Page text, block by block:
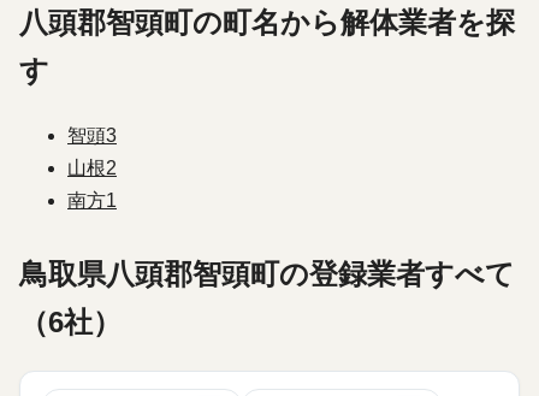
八頭郡智頭町の町名から解体業者を探
す
智頭3
山根2
南方1
鳥取県八頭郡智頭町の登録業者すべて
（6社）